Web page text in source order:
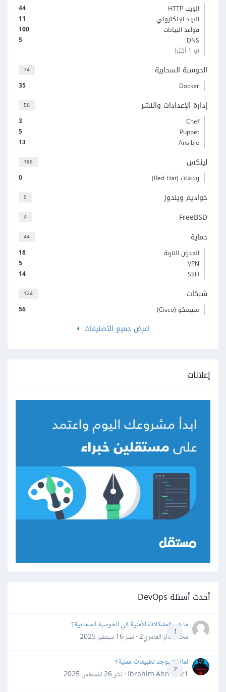
44
الويب HTTP
11
البريد الإلكتروني
100
قواعد البيانات
5
DNS
(و 1 أكثر)
74 الحوسبة السحابية
35 Docker
56 إدارة الإعدادات والنشر
3
Chef
5
Puppet
13
Ansible
186 لينكس
0 ريدهات (Red Hat)
0 خواديم ويندوز
4 FreeBSD
44 حماية
18
الجدران النارية
5
VPN
14
SSH
124 شبكات
56 سيسكو (Cisco)
اعرض جميع التصنيفات
إعلانات
أحدث أسئلة DevOps
1
ما هي المشكلات الأمنية في الحوسبة السحابية؟
محمد فائز العامري2 · نشر
16 سبتمبر 2025
2
لماذا لا يوجد تطبيقات عملية؟
Ibrahim Ahmed21 · نشر
26 أغسطس 2025